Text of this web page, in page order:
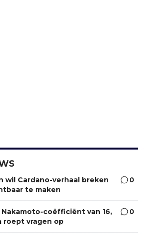
wil Cardano-verhaal breken
te maken
0
coëfficiënt van 16,
roept vragen op
0